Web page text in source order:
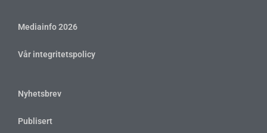
Mediainfo 2026
Vår integritetspolicy
Nyhetsbrev
Publisert